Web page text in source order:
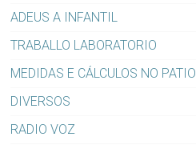
ADEUS A INFANTIL
TRABALLO LABORATORIO
MEDIDAS E CÁLCULOS NO PATIO
DIVERSOS
RADIO VOZ